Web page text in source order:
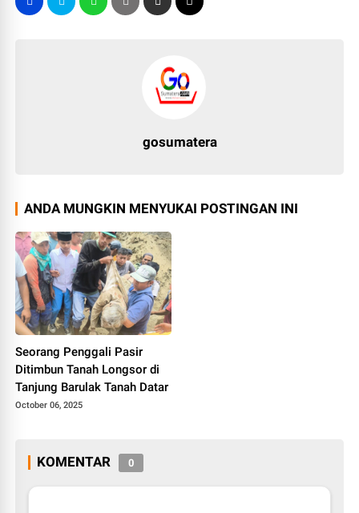
gosumatera
ANDA MUNGKIN MENYUKAI POSTINGAN INI
Seorang Penggali Pasir
Ditimbun Tanah Longsor di
Tanjung Barulak Tanah Datar
October 06, 2025
KOMENTAR 0